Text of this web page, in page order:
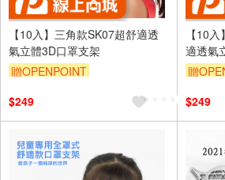
【10入】三角款SK07超舒適透
氣立體3D口罩支架
贈OPENPOINT
$249
【10
適透氣
贈
$249